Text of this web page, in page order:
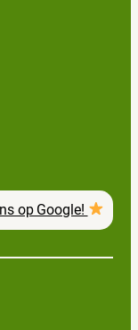
op Google!